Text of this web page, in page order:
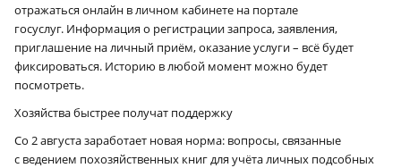
отражаться онлайн в личном кабинете на портале
госуслуг. Информация о регистрации запроса, заявления,
приглашение на личный приём, оказание услуги – всё будет
фиксироваться. Историю в любой момент можно будет
посмотреть.
Хозяйства быстрее получат поддержку
Со 2 августа заработает новая норма: вопросы, связанные
с ведением похозяйственных книг для учёта личных подсобных